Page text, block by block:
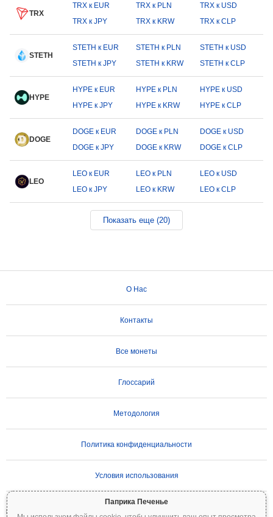
Паприка Печенье
TRX
TRX к EUR TRX к PLN
TRX к USD
TRX к JPY
TRX к KRW TRX к CLP
STETH
STETH к EUR STETH к PLN
STETH к USD
STETH к JPY
STETH к KRW STETH к CLP
HYPE
HYPE к EUR HYPE к PLN
HYPE к USD
HYPE к JPY
HYPE к KRW HYPE к CLP
DOGE
DOGE к EUR DOGE к PLN
DOGE к USD
DOGE к JPY
DOGE к KRW DOGE к CLP
LEO
LEO к EUR LEO к PLN
LEO к USD
LEO к JPY
LEO к KRW LEO к CLP
Показать еще (20)
О Нас
Контакты
Все монеты
Глоссарий
Методология
Политика конфиденциальности
Условия использования
ВАЖНОЕ ПРЕДУПРЕЖДЕНИЕ: